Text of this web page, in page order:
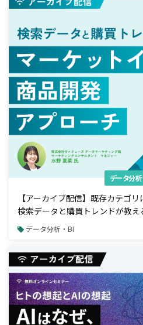
データ分析
【アーカイブ配信】既存カテゴ
検索データと購買トレンドが教
品開発アプローチ
データ分析・BI